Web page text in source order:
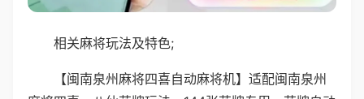
相关麻将玩法及特色;
【闽南泉州麻将四喜自动麻将机】适配闽南泉州